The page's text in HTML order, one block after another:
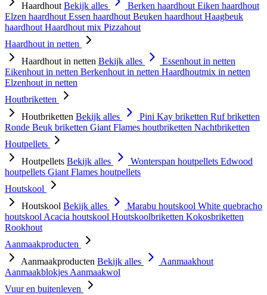
Haardhout Bekijk alles Berken haardhout Eiken haardhout
Elzen haardhout Essen haardhout Beuken haardhout Haagbeuk
haardhout Haardhout mix Pizzahout
Haardhout in netten
Haardhout in netten Bekijk alles
Essenhout in netten
Eikenhout in netten Berkenhout in netten Haardhoutmix in netten
Elzenhout in netten
Houtbriketten
Houtbriketten Bekijk alles Pini Kay briketten Ruf briketten
Ronde Beuk briketten Giant Flames houtbriketten Nachtbriketten
Houtpellets
Houtpellets Bekijk alles Wonterspan houtpellets Edwood
houtpellets Giant Flames houtpellets
Houtskool
Houtskool Bekijk alles Marabu houtskool White quebracho
houtskool Acacia houtskool Houtskoolbriketten Kokosbriketten
Rookhout
Aanmaakproducten
Aanmaakproducten Bekijk alles
Aanmaakhout
Aanmaakblokjes Aanmaakwol
Vuur en buitenleven